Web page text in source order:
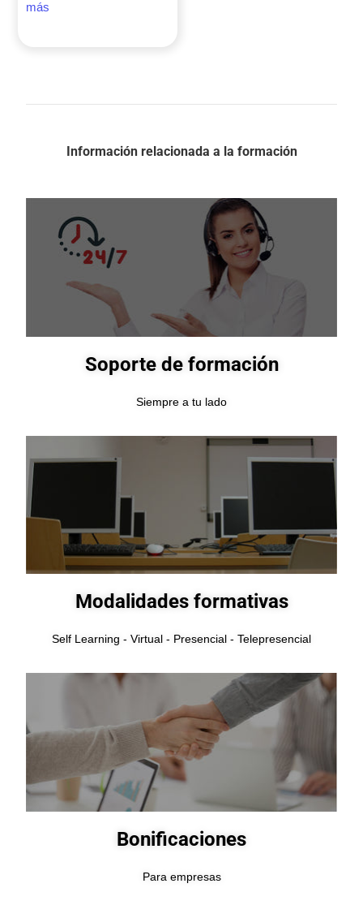
más
Información relacionada a la formación
Soporte de formación
Siempre a tu lado
Modalidades formativas
Self Learning - Virtual - Presencial - Telepresencial
Bonificaciones
Para empresas